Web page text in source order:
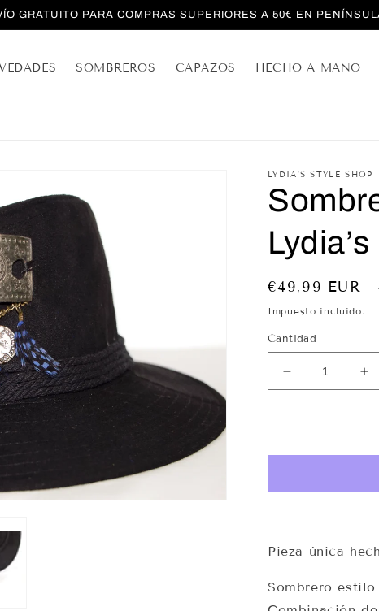
GRATUITO PARA COMPRAS SUPERIORES A 50€ EN
SOMBREROS CAPAZOS HECHO A MANO
LYDIA'S STYLE SHOP
Lydia’s
Precio
habitual
€49,99 EUR
Impuesto incluido.
Cantidad
Reducir
cantidad
Pieza única
Sombrero